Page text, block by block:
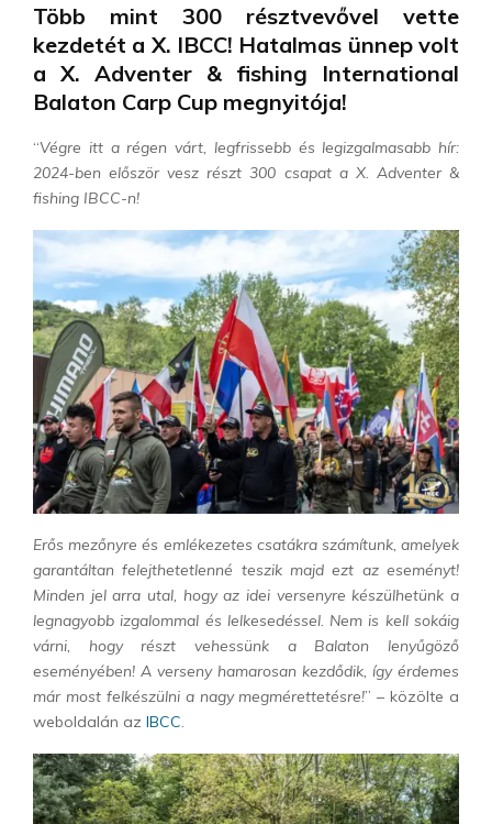
Több mint 300 résztvevővel vette
kezdetét a X. IBCC! Hatalmas ünnep volt
a X. Adventer & fishing International
Balaton Carp Cup megnyitója!
“Végre itt a régen várt, legfrissebb és legizgalmasabb hír:
2024-ben először vesz részt 300 csapat a X. Adventer &
fishing IBCC-n!
Erős mezőnyre és emlékezetes csatákra számítunk, amelyek
garantáltan felejthetetlenné teszik majd ezt az eseményt!
Minden jel arra utal, hogy az idei versenyre készülhetünk a
legnagyobb izgalommal és lelkesedéssel. Nem is kell sokáig
várni, hogy részt vehessünk a Balaton lenyűgöző
eseményében! A verseny hamarosan kezdődik, így érdemes
már most felkészülni a nagy megmérettetésre!” – közölte a
weboldalán az IBCC.